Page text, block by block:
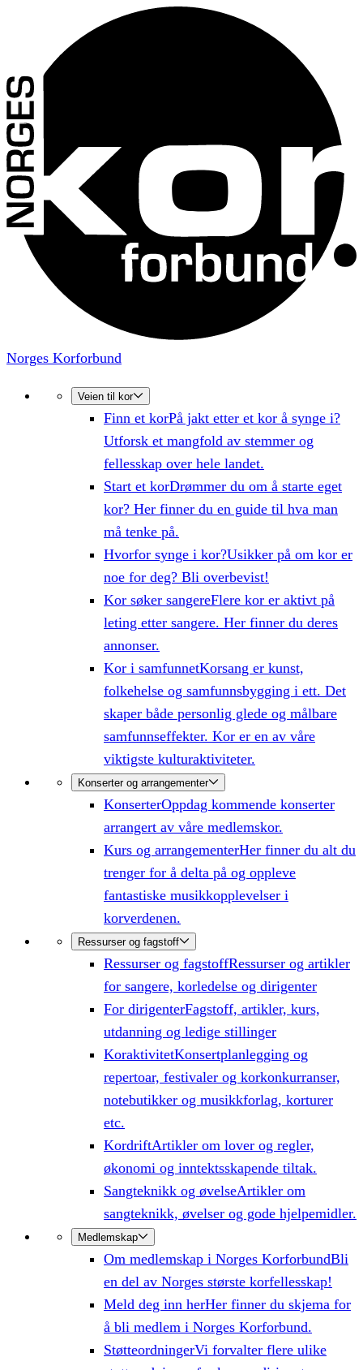
Norges Korforbund
Veien til kor
Finn et korPå jakt etter et kor å synge i?
Utforsk et mangfold av stemmer og
fellesskap over hele landet.
Start et korDrømmer du om å starte eget
kor? Her finner du en guide til hva man
må tenke på.
Hvorfor synge i kor?Usikker på om kor er
noe for deg? Bli overbevist!
Kor søker sangereFlere kor er aktivt på
leting etter sangere. Her finner du deres
annonser.
Kor i samfunnetKorsang er kunst,
folkehelse og samfunnsbygging i ett. Det
skaper både personlig glede og målbare
samfunnseffekter. Kor er en av våre
viktigste kulturaktiviteter.
Konserter og arrangementer
KonserterOppdag kommende konserter
arrangert av våre medlemskor.
Kurs og arrangementerHer finner du alt du
trenger for å delta på og oppleve
fantastiske musikkopplevelser i
korverdenen.
Ressurser og fagstoff
Ressurser og fagstoffRessurser og artikler
for sangere, korledelse og dirigenter
For dirigenterFagstoff, artikler, kurs,
utdanning og ledige stillinger
KoraktivitetKonsertplanlegging og
repertoar, festivaler og korkonkurranser,
notebutikker og musikkforlag, korturer
etc.
KordriftArtikler om lover og regler,
økonomi og inntektsskapende tiltak.
Sangteknikk og øvelseArtikler om
sangteknikk, øvelser og gode hjelpemidler.
Medlemskap
Om medlemskap i Norges KorforbundBli
en del av Norges største korfellesskap!
Meld deg inn herHer finner du skjema for
å bli medlem i Norges Korforbund.
StøtteordningerVi forvalter flere ulike